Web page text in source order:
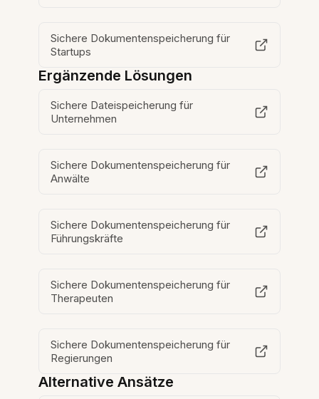
Sichere Dokumentenspeicherung für
Startups
Ergänzende Lösungen
Sichere Dateispeicherung für
Unternehmen
Sichere Dokumentenspeicherung für
Anwälte
Sichere Dokumentenspeicherung für
Führungskräfte
Sichere Dokumentenspeicherung für
Therapeuten
Sichere Dokumentenspeicherung für
Regierungen
Alternative Ansätze